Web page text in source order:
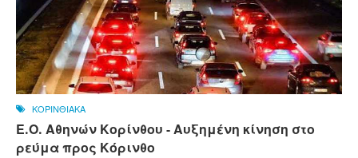
ΚΟΡΙΝΘΙΑΚΑ
Ε.Ο. Αθηνών Κορίνθου - Αυξημένη κίνηση στο
ρεύμα προς Κόρινθο